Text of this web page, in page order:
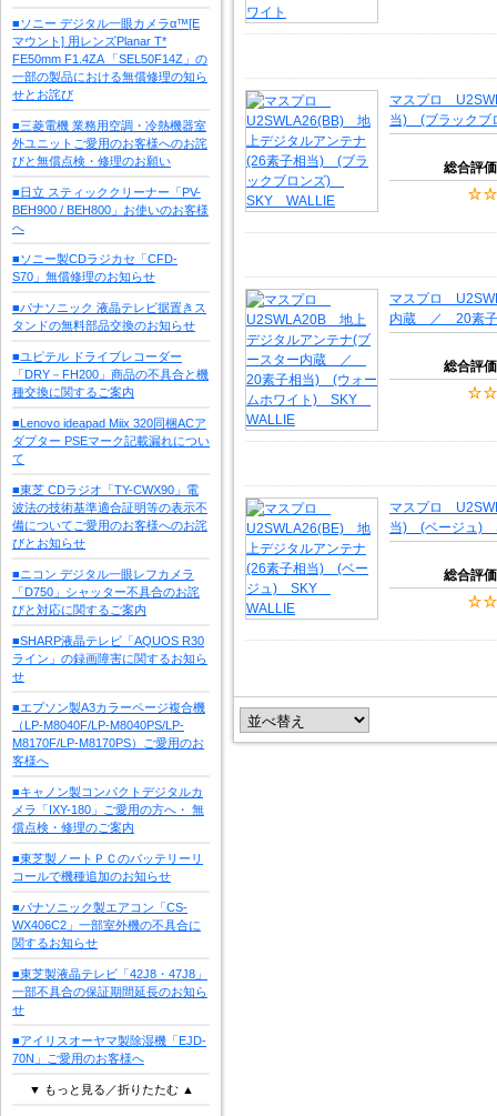
■ソニー デジタル一眼カメラα™[E
マウント] 用レンズPlanar T*
FE50mm F1.4ZA 「SEL50F14Z」の
一部の製品における無償修理の知ら
せとお詫び
■三菱電機 業務用空調・冷熱機器室
外ユニットご愛用のお客様へのお詫
びと無償点検・修理のお願い
■日立 スティッククリーナー「PV-
BEH900 / BEH800」お使いのお客様
へ
■ソニー製CDラジカセ「CFD-
S70」無償修理のお知らせ
■パナソニック 液晶テレビ据置きス
タンドの無料部品交換のお知らせ
■ユピテル ドライブレコーダー
「DRY－FH200」商品の不具合と機
種交換に関するご案内
■Lenovo ideapad Miix 320同梱ACア
ダプター PSEマーク記載漏れについ
て
■東芝 CDラジオ「TY-CWX90」電
波法の技術基準適合証明等の表示不
備についてご愛用のお客様へのお詫
びとお知らせ
■ニコン デジタル一眼レフカメラ
「D750」シャッター不具合のお詫
びと対応に関するご案内
■SHARP液晶テレビ「AQUOS R30
ライン」の録画障害に関するお知ら
せ
■エプソン製A3カラーページ複合機
（LP-M8040F/LP-M8040PS/LP-
M8170F/LP-M8170PS）ご愛用のお
客様へ
■キャノン製コンパクトデジタルカ
メラ「IXY-180」ご愛用の方へ・ 無
償点検・修理のご案内
■東芝製ノートＰＣのバッテリーリ
コールで機種追加のお知らせ
■パナソニック製エアコン「CS-
WX406C2」一部室外機の不具合に
関するお知らせ
■東芝製液晶テレビ「42J8・47J8」
一部不具合の保証期間延長のお知ら
せ
■アイリスオーヤマ製除湿機「EJD-
70N」ご愛用のお客様へ
▼ もっと見る／折りたたむ ▲
マスプロ
当) (ブラック
総合評価
マスプロ
内蔵 ／ 20素子
総合評価
マスプロ
当) (ベージュ)
総合評価